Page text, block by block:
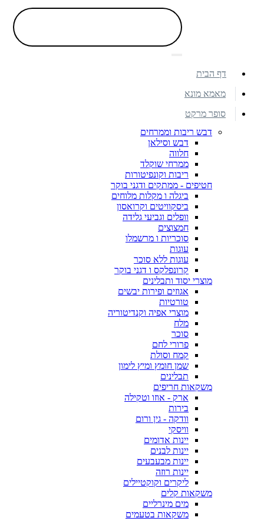
דף הבית
מאמא מונא
סופר מרקט
דבש ריבות וממרחים
דבש וסילאן
חלווה
ממרחי שוקלד
ריבות וקונפיטורות
חטיפים - ממתקים ודגני בוקר
ביגלה ו מקלות מלוחים
ביסקוויטים וקרואסון
וופלים וגביעי גלידה
חמצוצים
סוכריות ו מרשמלו
עוגות
עוגות ללא סוכר
קרונפלקס ו דגני בוקר
מוצרי יסוד ותבלינים
אגוזים ופירות יבשים
טורטיות
מוצרי אפיה וקנדיטוריה
מלח
סוכר
פרורי לחם
קמח וסולת
שמן חומץ ומיץ לימון
תבלינים
משקאות חריפים
ארק - אוזו וטקילה
בירות
וודקה - גין ורום
וויסקי
יינות אדומים
יינות לבנים
יינות מבעבעים
יינות רוזה
ליקרים וקוקטיילים
משקאות קלים
מים מינרליים
משקאות בטעמים